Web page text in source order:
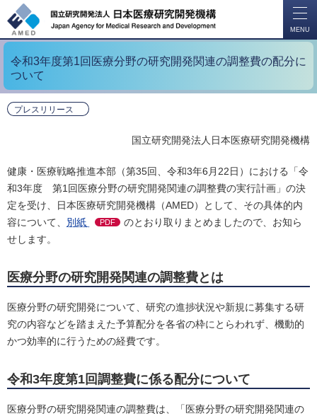
MENU
令和3年度第1回医療分野の研究開発関連の調整費の配分に
ついて
プレスリリース
国立研究開発法人日本医療研究開発機構
健康・医療戦略推進本部（第35回、令和3年6月22日）における「令
和3年度 第1回医療分野の研究開発関連の調整費の実行計画」の決
定を受け、日本医療研究開発機構（AMED）として、その具体的内
容について、 別紙 PDF
のとおり取りまとめましたので、お知ら
せします。
医療分野の研究開発関連の調整費とは
医療分野の研究開発について、研究の進捗状況や新規に募集する研
究の内容などを踏まえた予算配分を各省の枠にとらわれず、機動的
かつ効率的に行うための経費です。
令和3年度第1回調整費に係る配分について
医療分野の研究開発関連の調整費は、「医療分野の研究開発関連の